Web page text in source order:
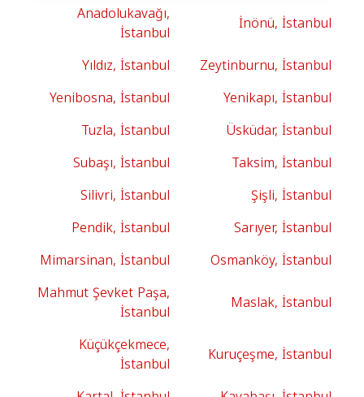
İnönü, İstanbul
Anadolukavağı,
İstanbul
Zeytinburnu, İstanbul
Yıldız, İstanbul
Yenikapı, İstanbul
Yenibosna, İstanbul
Üsküdar, İstanbul
Tuzla, İstanbul
Taksim, İstanbul
Subaşı, İstanbul
Şişli, İstanbul
Silivri, İstanbul
Sarıyer, İstanbul
Pendik, İstanbul
Osmanköy, İstanbul
Mimarsinan, İstanbul
Maslak, İstanbul
Mahmut Şevket Paşa,
İstanbul
Kuruçeşme, İstanbul
Küçükçekmece,
İstanbul